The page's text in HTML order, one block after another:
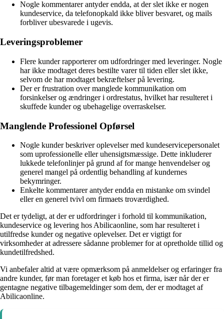
Nogle kommentarer antyder endda, at der slet ikke er nogen
kundeservice, da telefonopkald ikke bliver besvaret, og mails
forbliver ubesvarede i ugevis.
Leveringsproblemer
Flere kunder rapporterer om udfordringer med leveringer. Nogle
har ikke modtaget deres bestilte varer til tiden eller slet ikke,
selvom de har modtaget bekræftelser på levering.
Der er frustration over manglede kommunikation om
forsinkelser og ændringer i ordrestatus, hvilket har resulteret i
skuffede kunder og ubehagelige overraskelser.
Manglende Professionel Opførsel
Nogle kunder beskriver oplevelser med kundeservicepersonalet
som uprofessionelle eller uhensigtsmæssige. Dette inkluderer
lukkede telefonlinjer på grund af for mange henvendelser og
generel mangel på ordentlig behandling af kundernes
bekymringer.
Enkelte kommentarer antyder endda en mistanke om svindel
eller en generel tvivl om firmaets troværdighed.
Det er tydeligt, at der er udfordringer i forhold til kommunikation,
kundeservice og levering hos Abilicaonline, som har resulteret i
utilfredse kunder og negative oplevelser. Det er vigtigt for
virksomheder at adressere sådanne problemer for at opretholde tillid og
kundetilfredshed.
Vi anbefaler altid at være opmærksom på anmeldelser og erfaringer fra
andre kunder, før man foretager et køb hos et firma, især når der er
gentagne negative tilbagemeldinger som dem, der er modtaget af
Abilicaonline.